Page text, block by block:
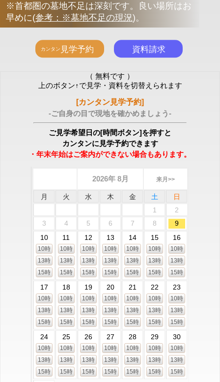
※首都圏の墓地不足は深刻です。良い場所はお
早めに(参考：※墓地不足の現況)。
（ 無料です ）
上のボタン↑で見学・資料を切替えられます
[カンタン見学予約]
-ご自身の目で現地を確かめましょう-
ご見学希望日の[時間ボタン]を押すと
カンタンに見学予約できます
・年末年始はご案内ができない場合もあります。
2026年 8月 来月>>
月 火 水 木 金 土
日
1
2
3
4 5 6 7 8
9
10
10時
13時
15時
11
10時
13時
15時
12
10時
13時
15時
13
10時
13時
15時
14
10時
13時
15時
15
10時
13時
15時
16
10時
13時
15時
17
10時
13時
15時
18
10時
13時
15時
19
10時
13時
15時
20
10時
13時
15時
21
10時
13時
15時
22
10時
13時
15時
23
10時
13時
15時
24
10時
13時
15時
25
10時
13時
15時
26
10時
13時
15時
27
10時
13時
15時
28
10時
13時
15時
29
10時
13時
15時
30
10時
13時
15時